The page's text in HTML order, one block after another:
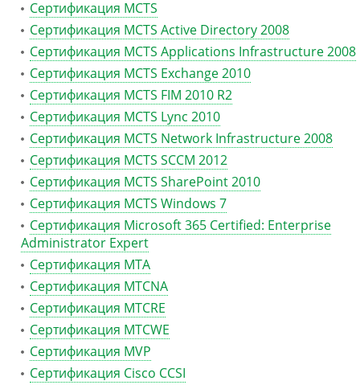
Сертификация MCTS
Сертификация MCTS Active Directory 2008
Сертификация MCTS Applications Infrastructure 2008
Сертификация MCTS Exchange 2010
Сертификация MCTS FIM 2010 R2
Сертификация MCTS Lync 2010
Сертификация MCTS Network Infrastructure 2008
Сертификация MCTS SCCM 2012
Сертификация MCTS SharePoint 2010
Сертификация MCTS Windows 7
Сертификация Microsoft 365 Certified: Enterprise
Administrator Expert
Сертификация MTA
Сертификация MTCNA
Сертификация MTCRE
Сертификация MTCWE
Сертификация MVP
Сертификация Сisco CCSI